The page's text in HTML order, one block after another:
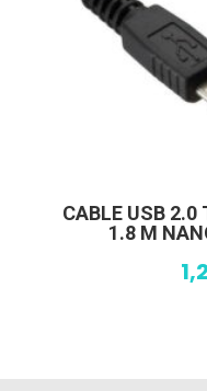
CABLE USB 2.0
1.8 M